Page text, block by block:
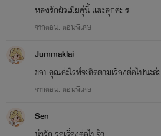
หลงรักผัวเมียคุ่นี้ และลุกค่ะ ร
จากตอน: ตอนพิเศษ
Jummaklai
ขอบคุณค่ะไรท์จะติดตามเรื่องต่อไปนะค่ะ
จากตอน: ตอนพิเศษ
Sen